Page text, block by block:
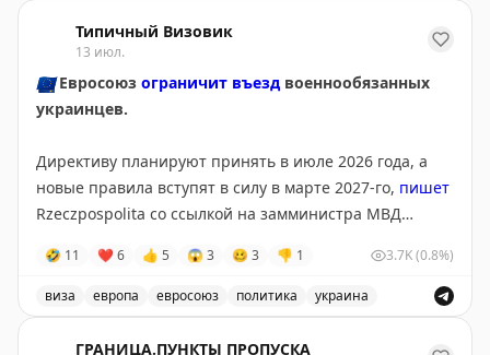
Типичный Визовик
13 июл.
🇪🇺Евросоюз ограничит въездвоеннообязанных
украинцев.
Директиву планируют принять в июле 2026 года, а
новые правила вступят в силу в марте 2027-го, пишет
Rzeczpospolita со ссылкой на замминистра МВД
Для въезда и получения временной защиты
потребуется подтверждение освобождения или
отсрочки от мобилизации. По данным издания,
🤣 11 ❤ 6 👍 5 😱 3 🥴 3 👎 1 3.7K(0.8%)
виза европа евросоюз политика украина
ГРАНИЦА.ПУНКТЫ ПРОПУСКА